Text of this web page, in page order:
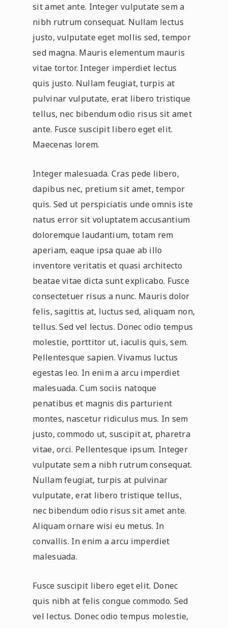
sit amet ante. Integer vulputate sem a
nibh rutrum consequat. Nullam lectus
justo, vulputate eget mollis sed, tempor
sed magna. Mauris elementum mauris
vitae tortor. Integer imperdiet lectus
quis justo. Nullam feugiat, turpis at
pulvinar vulputate, erat libero tristique
tellus, nec bibendum odio risus sit amet
ante. Fusce suscipit libero eget elit.
Maecenas lorem.
Integer malesuada. Cras pede libero,
dapibus nec, pretium sit amet, tempor
quis. Sed ut perspiciatis unde omnis iste
natus error sit voluptatem accusantium
doloremque laudantium, totam rem
aperiam, eaque ipsa quae ab illo
inventore veritatis et quasi architecto
beatae vitae dicta sunt explicabo. Fusce
consectetuer risus a nunc. Mauris dolor
felis, sagittis at, luctus sed, aliquam non,
tellus. Sed vel lectus. Donec odio tempus
molestie, porttitor ut, iaculis quis, sem.
Pellentesque sapien. Vivamus luctus
egestas leo. In enim a arcu imperdiet
malesuada. Cum sociis natoque
penatibus et magnis dis parturient
montes, nascetur ridiculus mus. In sem
justo, commodo ut, suscipit at, pharetra
vitae, orci. Pellentesque ipsum. Integer
vulputate sem a nibh rutrum consequat.
Nullam feugiat, turpis at pulvinar
vulputate, erat libero tristique tellus,
nec bibendum odio risus sit amet ante.
Aliquam ornare wisi eu metus. In
convallis. In enim a arcu imperdiet
malesuada.
Fusce suscipit libero eget elit. Donec
quis nibh at felis congue commodo. Sed
vel lectus. Donec odio tempus molestie,